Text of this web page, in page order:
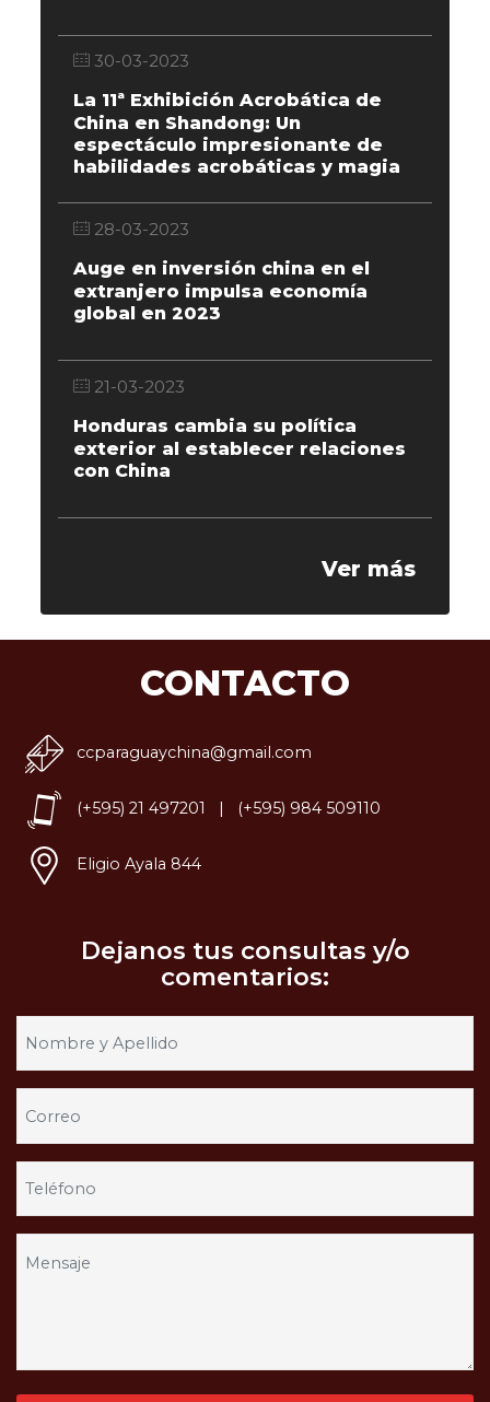
30-03-2023
La 11ª Exhibición Acrobática de
China en Shandong: Un
espectáculo impresionante de
habilidades acrobáticas y magia
28-03-2023
Auge en inversión china en el
extranjero impulsa economía
global en 2023
21-03-2023
Honduras cambia su política
exterior al establecer relaciones
con China
Ver más
CONTACTO
ccparaguaychina@gmail.com
(+595) 21 497201 | (+595) 984 509110
Eligio Ayala 844
Dejanos tus consultas y/o
comentarios: